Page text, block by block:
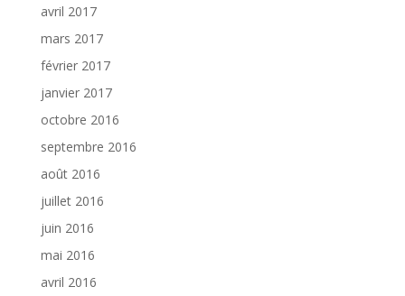
avril 2017
mars 2017
février 2017
janvier 2017
octobre 2016
septembre 2016
août 2016
juillet 2016
juin 2016
mai 2016
avril 2016